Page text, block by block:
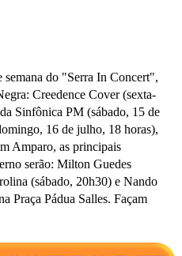
semana do "Serra In Concert",
Creedence Cover (sexta-
Sinfônica PM (sábado, 15 de
16 de julho, 18 horas),
Amparo, as principais
serão: Milton Guedes
(sábado, 20h30) e Nando
Praça Pádua Salles. Façam